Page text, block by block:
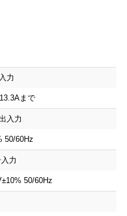
力
まで
入力
50/60Hz
力
50/60Hz